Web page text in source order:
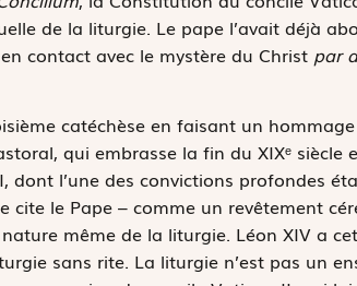
de la liturgie. Le pape l’avait déjà
contact avec le mystère du Christ par
catéchèse en faisant un
qui embrasse la fin du XIXᵉ
dont l’une des convictions profondes
cite le Pape – comme un revêtement
même de la liturgie. Léon XIV a
sans rite. La liturgie n’est pas un